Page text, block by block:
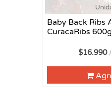
Baby Back Ribs
CuracaRibs
$16.990